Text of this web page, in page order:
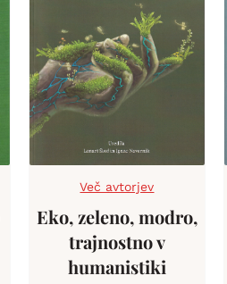
Več avtorjev
Eko, zeleno, modro,
trajnostno v
humanistiki